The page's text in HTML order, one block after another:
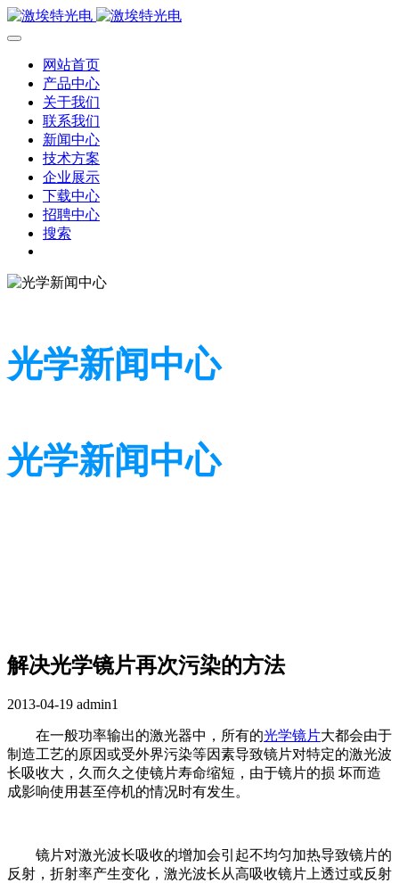
网站首页
产品中心
关于我们
联系我们
新闻中心
技术方案
企业展示
下载中心
招聘中心
搜索
光学新闻中心
光学新闻中心
解决光学镜片再次污染的方法
2013-04-19 admin1
在一般功率输出的激光器中，所有的光学镜片大都会由于
制造工艺的原因或受外界污染等因素导致镜片对特定的激光波
长吸收大，久而久之使镜片寿命缩短，由于镜片的损 坏而造
成影响使用甚至停机的情况时有发生。
镜片对激光波长吸收的增加会引起不均匀加热导致镜片的
反射，折射率产生变化，激光波长从高吸收镜片上透过或反射